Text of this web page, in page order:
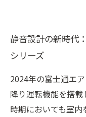
静音設計の新時代
シリーズ
2024年の富士通エ
降り運転機能を搭
時期においても室